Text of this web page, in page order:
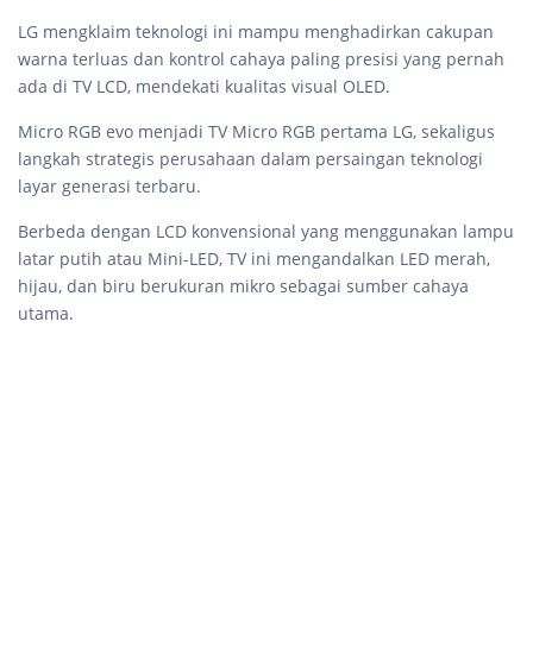
LG mengklaim teknologi ini mampu menghadirkan cakupan
warna terluas dan kontrol cahaya paling presisi yang pernah
ada di TV LCD, mendekati kualitas visual OLED.
Micro RGB evo menjadi TV Micro RGB pertama LG, sekaligus
langkah strategis perusahaan dalam persaingan teknologi
layar generasi terbaru.
Berbeda dengan LCD konvensional yang menggunakan lampu
latar putih atau Mini-LED, TV ini mengandalkan LED merah,
hijau, dan biru berukuran mikro sebagai sumber cahaya
utama.